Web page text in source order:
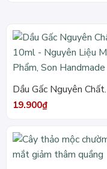
Dầu Gấc Nguyên Chất
10ml – Nguyên Liệu Mỹ
19.900₫